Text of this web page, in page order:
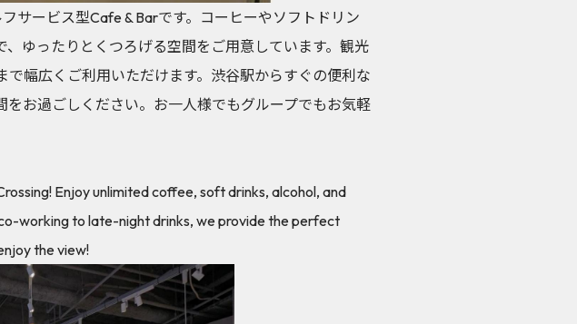
サービス型Cafe & Barです。コーヒーやソフトドリン
ゆったりとくつろげる空間をご用意しています。観光
幅広くご利用いただけます。渋谷駅からすぐの便利な
お過ごしください。お一人様でもグループでもお気軽
Enjoy unlimited coffee, soft drinks, alcohol, and
working to late-night drinks, we provide the perfect
the view!